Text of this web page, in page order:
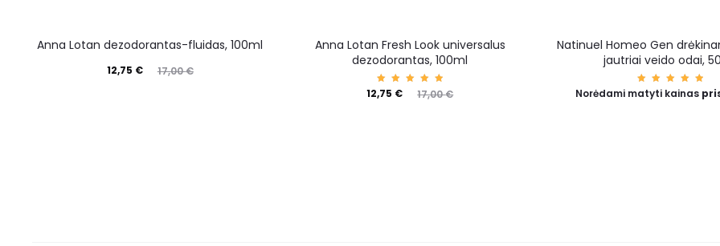
Anna Lotan dezodorantas-fluidas, 100ml
17,00€
12,75 €
Anna Lotan Fresh Look universalus
dezodorantas, 100ml
Įvertin
imas:
17,00€
12,75 €
Natinuel Homeo Gen
jautriai veido odai,
Įvertin
imas:
Norėdami matyti kainas